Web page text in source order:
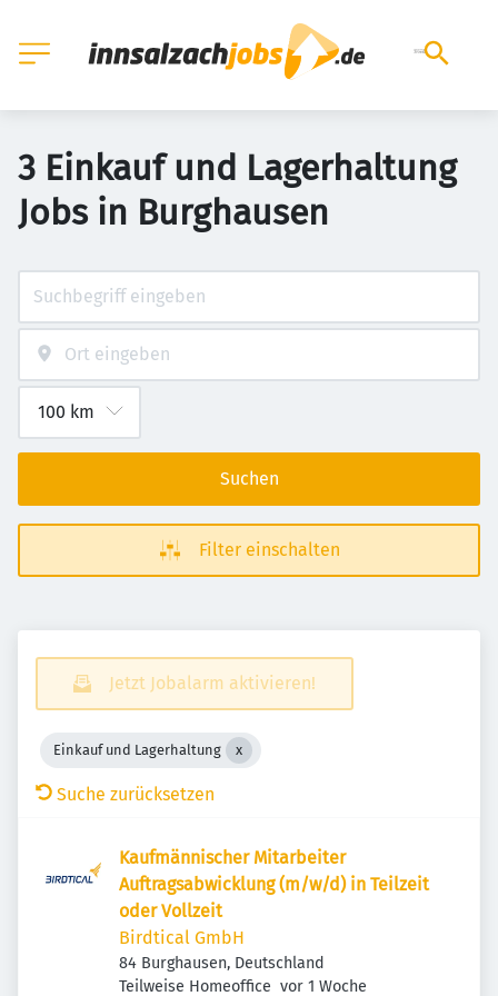
3 Einkauf und Lagerhaltung
Jobs in Burghausen
Suchen
Filter einschalten
Jetzt Jobalarm aktivieren!
Einkauf und Lagerhaltung
Suche zurücksetzen
Kaufmännischer Mitarbeiter
Auftragsabwicklung (m/w/d) in Teilzeit
oder Vollzeit
Birdtical GmbH
84 Burghausen, Deutschland
Teilweise Homeoffice Veröffentlicht
vor 1 Woche